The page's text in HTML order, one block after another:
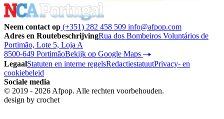
Neem contact op (+351) 282 458 509 info@afpop.com
Adres en RoutebeschrijvingRua dos Bombeiros Voluntários de
Portimão, Lote 5, Loja A
8500-649 PortimãoBekijk op Google Maps
LegaalStatuten en interne regelsRedactiestatuutPrivacy- en
cookiebeleid
Sociale media
© 2019 - 2026 Afpop. Alle rechten voorbehouden.
design by crochet